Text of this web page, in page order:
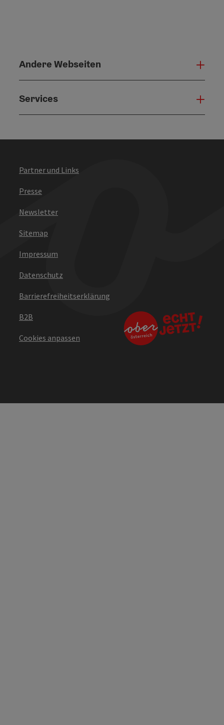
Andere Webseiten
Services
Partner und Links
Presse
Newsletter
Sitemap
Impressum
Datenschutz
Barrierefreiheitserklärung
B2B
Cookies anpassen